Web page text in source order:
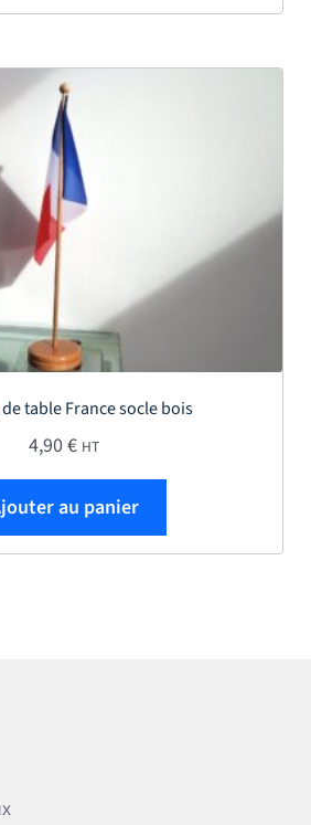
table France socle bois
4,90€ HT
au panier